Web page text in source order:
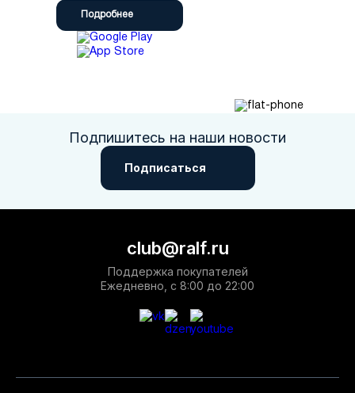
Подробнее
Подпишитесь на наши новости
Подписаться
club@ralf.ru
Поддержка покупателей
Ежедневно, с 8:00 до 22:00